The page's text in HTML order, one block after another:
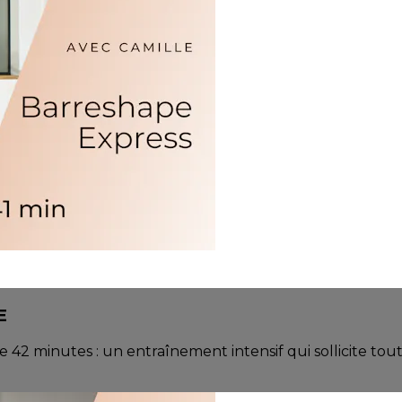
42 minutes : un entraînement intensif qui sollicite